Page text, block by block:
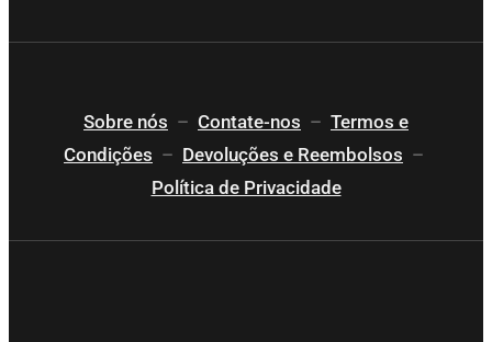
Sobre nós – Contate-nos – Termos e
Condições – Devoluções e Reembolsos –
Política de Privacidade